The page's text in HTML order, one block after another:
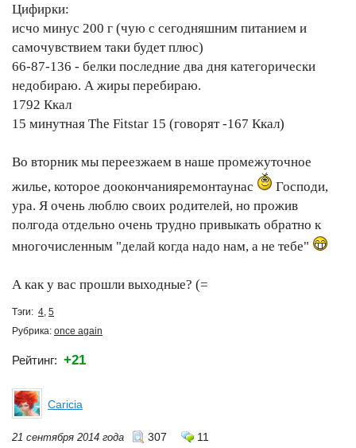
Цифирки:
исчо минус 200 г (чую с сегодняшним питанием и
самочувствием таки будет плюс)
66-87-136 - белки последние два дня категорически
недобираю. А жиры перебираю.
1792 Ккал
15 минутная The Fitstar 15 (говорят -167 Ккал)
Во вторник мы переезжаем в наше промежуточное
жилье, которое доокончанияремонтаунас
Господи,
ура. Я очень люблю своих родителей, но прожив
полгода отдельно очень трудно привыкать обратно к
многочисленным "делай когда надо нам, а не тебе"
А как у вас прошли выходные? (=
Тэги: 4 5
Рубрика: once again
Рейтинг: +21
Caricia
21 сентября 2014 года 307 11